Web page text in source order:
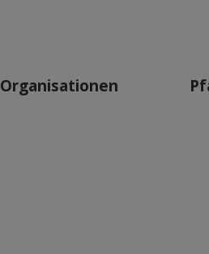
Organisationen